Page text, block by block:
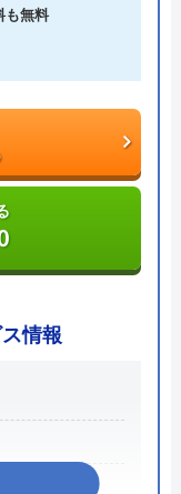
けます。出張見
でも割増料金は
には問題ないよ
りやすく記載さ
ね。候補のひと
イトを見た」と
るWEB割があ
ましょう。
も無料
情報